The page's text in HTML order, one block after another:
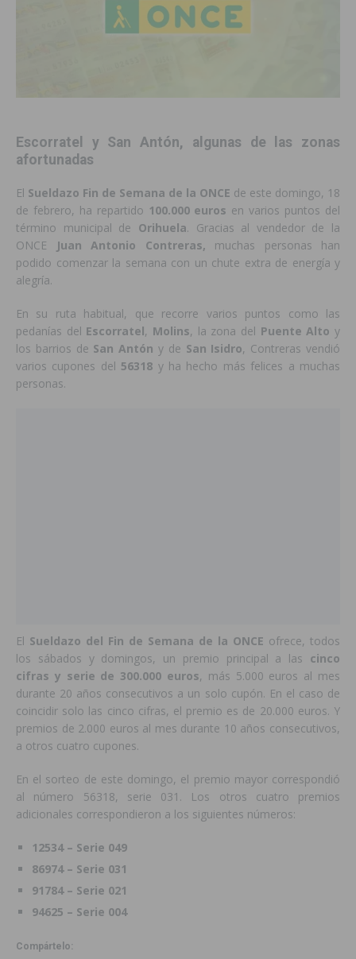
Escorratel y San Antón, algunas de las zonas
afortunadas
El Sueldazo Fin de Semana de la ONCE de este domingo, 18
de febrero, ha repartido 100.000 euros en varios puntos del
término municipal de Orihuela. Gracias al vendedor de la
ONCE
Juan Antonio Contreras, muchas personas han
podido comenzar la semana con un chute extra de energía y
alegría.
En su ruta habitual, que recorre varios puntos como las
pedanías del Escorratel, Molins, la zona del Puente Alto y
los barrios de San Antón y de San Isidro, Contreras vendió
varios cupones del 56318 y ha hecho más felices a muchas
personas.
El Sueldazo del Fin de Semana de la ONCE ofrece, todos
los sábados y domingos, un premio principal a las cinco
cifras y serie de 300.000 euros, más 5.000 euros al mes
durante 20 años consecutivos a un solo cupón. En el caso de
coincidir solo las cinco cifras, el premio es de 20.000 euros. Y
premios de 2.000 euros al mes durante 10 años consecutivos,
a otros cuatro cupones.
En el sorteo de este domingo, el premio mayor correspondió
al número 56318, serie 031. Los otros cuatro premios
adicionales correspondieron a los siguientes números:
12534 – Serie 049
86974 – Serie 031
91784 – Serie 021
94625 – Serie 004
Compártelo: